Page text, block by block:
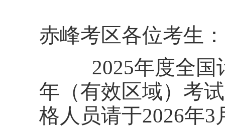
赤峰考区各位考
2025年度全国计
年（有效区域）考
格人员请于2026年3